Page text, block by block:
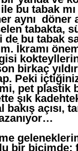
bu tabak
aynı döner
tabakta,
bu tabak
İkramı
birkaç
Peki
pet plastik
şık
açısı,
bir